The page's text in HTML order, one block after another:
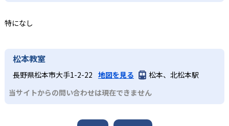
山梨学院中学校
山梨英和中学校 14
富士学苑中学校 1
特になし
松本教室
長野県松本市大手1-2-22 地図を見る
松本、北松本駅
当サイトからの問い合わせは現在できません